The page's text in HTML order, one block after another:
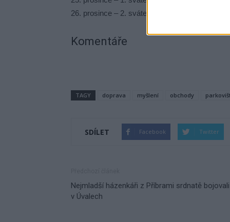
26. prosince – 2. svátek vánoční
Komentáře
TAGY doprava myšlení obchody
SDÍLET Facebook Twitter
Nejmladší házenkáři z Příbrami srdnatě bojovali
v Úvalech